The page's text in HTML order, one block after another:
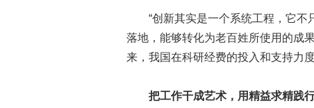
“创新其实是一个系统工程，它不
落地，能够转化为老百姓所使用的成
来，我国在科研经费的投入和支持力
把工作干成艺术，用精益求精践